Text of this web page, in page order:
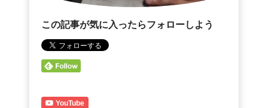
この記事が気に入ったらフォローしよう
YouTube